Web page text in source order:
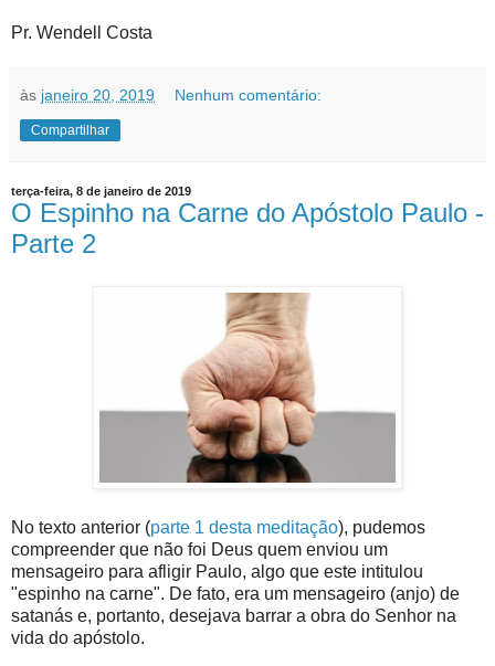
Pr. Wendell Costa
às janeiro 20, 2019 Nenhum comentário:
Compartilhar
terça-feira, 8 de janeiro de 2019
O Espinho na Carne do Apóstolo Paulo -
Parte 2
No texto anterior (parte 1 desta meditação), pudemos
compreender que não foi Deus quem enviou um
mensageiro para afligir Paulo, algo que este intitulou
"espinho na carne". De fato, era um mensageiro (anjo) de
satanás e, portanto, desejava barrar a obra do Senhor na
vida do apóstolo.